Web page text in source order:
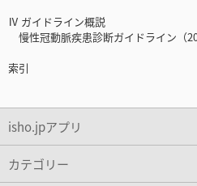
Ⅳ ガイドライン概説
慢性冠動脈疾患診断ガイドライン
索引
isho.jpアプリ
カテゴリー